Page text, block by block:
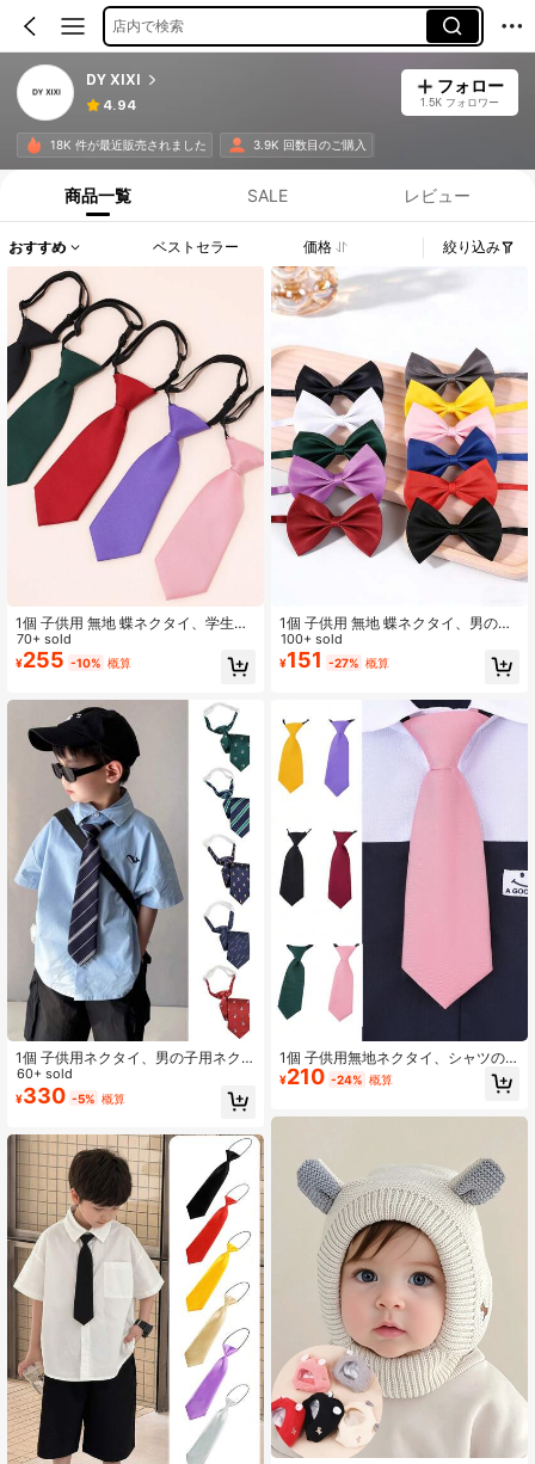
店内で検索
DY XIXI
4.94
フォロー
1.5K フォロワー
18K 件が最近販売されました 3.9K 回数目のご購入
商品一覧 SALE レビュー
おすすめ ベストセラー 価格 絞り込み
1個 子供用 無地 蝶ネクタイ、学生シ
ャツカラーデコレーション、ヴィン
テージ英国スタイル制服アクセサリ
ー、ステージパフォーマンス装飾、
ー、入学準備、男女兼用
70+ sold
¥255 -10% 概算
1個 子供用ネクタイ、男の子用ネク
タイ、スーツ、学校制服、幼稚園の
衣装と合わせて着用可能、調整可能
なシャツアクセサリー、男の子の学
ページボーイタイとしても使用でき
ます
60+ sold
¥330 -5% 概算
1個 子供用 無地 蝶ネクタイ、男の子
スーツ用ネクタイ、子供用無地蝶ネ
クタイ、パーティーや発表会に適し
ています
100+ sold
¥151 -27% 概算
1個 子供用無地ネクタイ、シャツの
装飾、学校の制服アクセサリー、学
生の日常着や舞台衣装に適していま
¥210 -24% 概算